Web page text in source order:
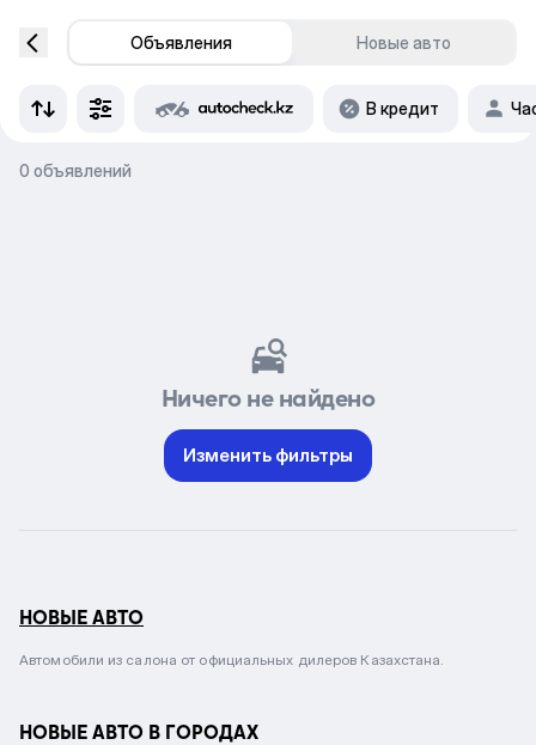
Объявления Новые авто
В кредит
0 объявлений
Ничего не найдено
Изменить фильтры
НОВЫЕ АВТО
Автомобили из салона от официальных дилеров Казахстана.
НОВЫЕ АВТО В ГОРОДАХ